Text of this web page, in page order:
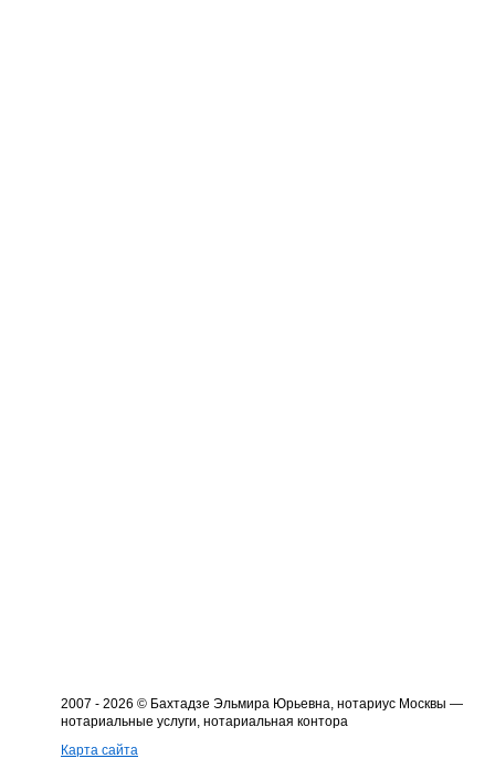
2007 - 2026 © Бахтадзе Эльмира Юрьевна, нотариус Москвы —
нотариальные услуги, нотариальная контора
Карта сайта